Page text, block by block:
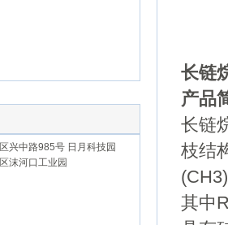
兴中路985号 日月科技园
沫河口工业园
长链
产品
长链
枝结
其中